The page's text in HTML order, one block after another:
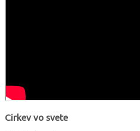
Cirkev vo svete